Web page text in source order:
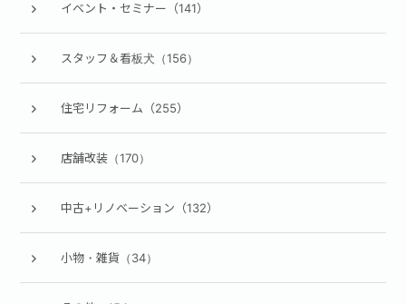
イベント・セミナー（141）
スタッフ＆看板犬（156）
住宅リフォーム（255）
店舗改装（170）
中古+リノベーション（132）
小物・雑貨（34）